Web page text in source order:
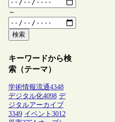
～
検索
キーワードから検
索（テーマ）
学術情報流通4348
デジタル化4098 デ
ジタルアーカイブ
3349 イベント 3012